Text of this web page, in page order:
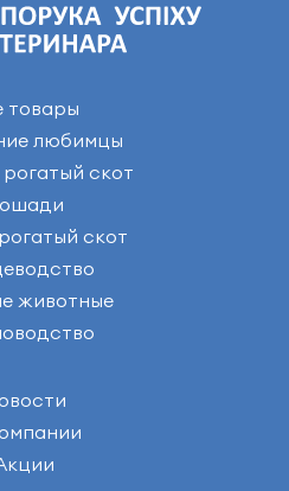
товары
любимцы
скот
скот
животные